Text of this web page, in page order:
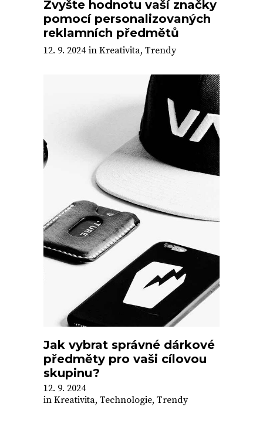
Zvyšte hodnotu vaší značky
pomocí personalizovaných
reklamních předmětů
12. 9. 2024 in Kreativita, Trendy
Jak vybrat správné dárkové
předměty pro vaši cílovou
skupinu?
12. 9. 2024
in Kreativita, Technologie, Trendy